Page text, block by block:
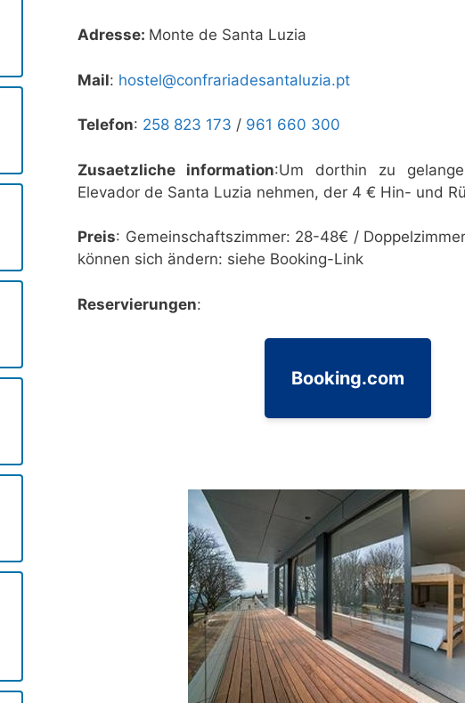
Adresse: Monte de Santa Luzia
Mail: hostel@confrariadesantaluzia.pt
Telefon: 258 823 173 / 961 660 300
Zusaetzliche information:Um dorthin zu
Elevador de Santa Luzia nehmen, der 4 € Hin- und
Preis: Gemeinschaftszimmer: 28-48€ /
können sich ändern: siehe Booking-Link
Reservierungen:
Booking.com